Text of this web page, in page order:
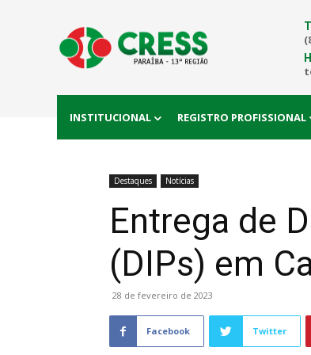
INSTITUCIONAL REGISTRO PROFISSIONAL
Destaques Notícias
Entrega de
(DIPs) em
28 de fevereiro de 2023
Facebook Twitter